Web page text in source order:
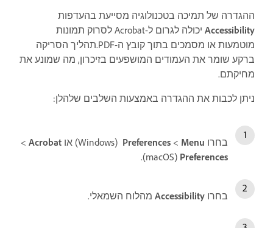
ההגדרה של תמיכה בטכנולוגיה מסייעת בהעדפות
Accessibility
יכולה לגרום ל-Acrobat לסרוק תמונות
מוטמעות או מסמכים בתוך קובץ ה-PDF.תהליך הסריקה
ברקע שומר את העמודים המושפעים בזיכרון, מה שמונע את
מחיקתם.
ניתן לכבות את ההגדרה באמצעות השלבים שלהלן:
בחרו Menu
‏>
Preferences ‏(Windows) או Acrobat
‏>
Preferences
‏(macOS).
בחרו Accessibility מהלוח השמאלי.